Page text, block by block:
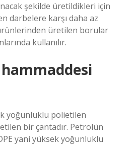
şekilde üretildikleri için
darbelere karşı daha az
üretilen borular
kullanılır.
hammaddesi
yoğunluklu polietilen
bir çantadır. Petrolün
yani yüksek yoğunluklu